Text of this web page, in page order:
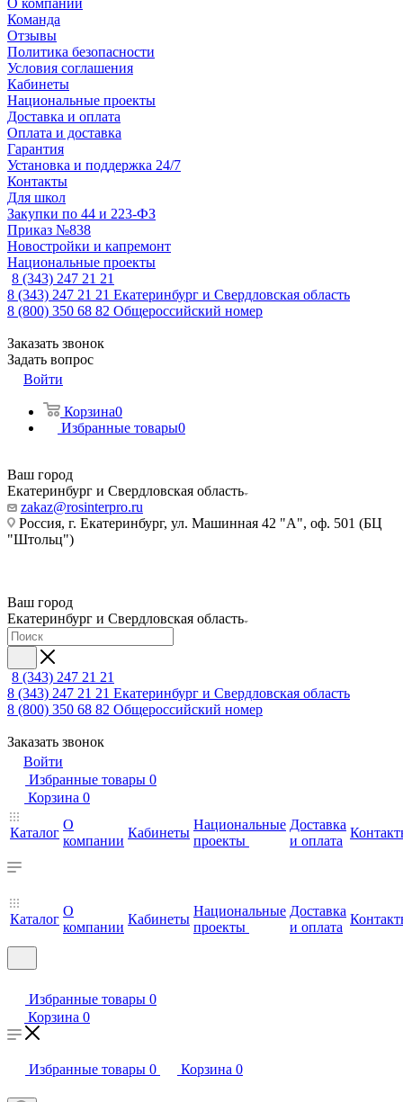
О компании
Команда
Отзывы
Политика безопасности
Условия соглашения
Кабинеты
Национальные проекты
Доставка и оплата
Оплата и доставка
Гарантия
Установка и поддержка 24/7
Контакты
Для школ
Закупки по 44 и 223-ФЗ
Приказ №838
Новостройки и капремонт
Национальные проекты
8 (343) 247 21 21
8 (343) 247 21 21 Екатеринбург и Свердловская область
8 (800) 350 68 82 Общероссийский номер
Заказать звонок
Задать вопрос
Войти
Корзина0
Избранные товары0
Ваш город
Екатеринбург и Свердловская область
zakaz@rosinterpro.ru
Россия, г. Екатеринбург, ул. Машинная 42 "А", оф. 501 (БЦ
"Штольц")
Ваш город
Екатеринбург и Свердловская область
8 (343) 247 21 21
8 (343) 247 21 21 Екатеринбург и Свердловская область
8 (800) 350 68 82 Общероссийский номер
Заказать звонок
Войти
Избранные товары 0
Корзина 0
Каталог
О
компании
Кабинеты
Национальные
проекты
Доставка
и оплата
Каталог
О
компании
Кабинеты
Национальные
проекты
Доставка
и оплата
Избранные товары 0
Корзина 0
Избранные товары 0 Корзина 0